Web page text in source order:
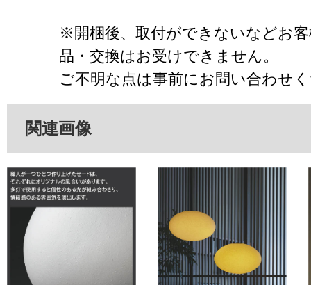
※開梱後、取付ができないなどお
品・交換はお受けできません。
ご不明な点は事前にお問い合わせ
関連画像